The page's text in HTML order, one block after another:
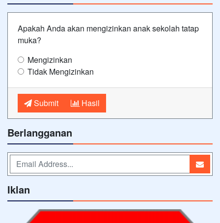
Apakah Anda akan mengizinkan anak sekolah tatap
muka?
Mengizinkan
Tidak Mengizinkan
Submit Hasil
Berlangganan
Iklan